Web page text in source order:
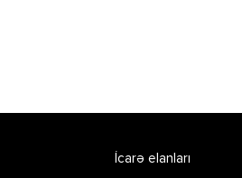
İcarə elanları